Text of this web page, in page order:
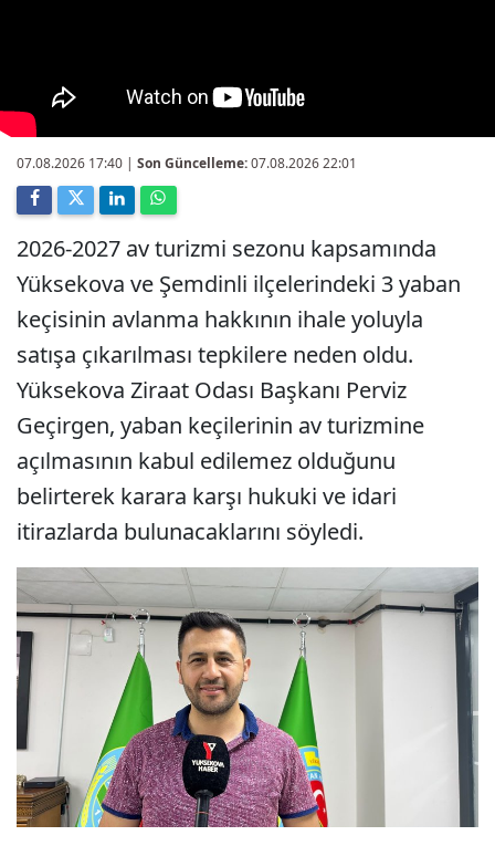
07.08.2026 17:40 | Son Güncelleme:07.08.2026 22:01
2026-2027 av turizmi sezonu kapsamında
Yüksekova ve Şemdinli ilçelerindeki 3 yaban
keçisinin avlanma hakkının ihale yoluyla
satışa çıkarılması tepkilere neden oldu.
Yüksekova Ziraat Odası Başkanı Perviz
Geçirgen, yaban keçilerinin av turizmine
açılmasının kabul edilemez olduğunu
belirterek karara karşı hukuki ve idari
itirazlarda bulunacaklarını söyledi.